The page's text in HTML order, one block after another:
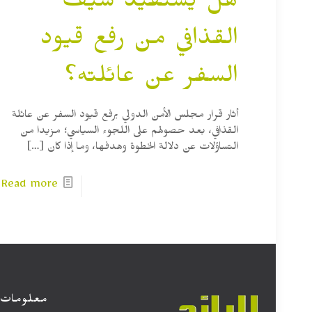
القذافي من رفع قيود
السفر عن عائلته؟
أثار قرار مجلس الأمن الدولي برفع قيود السفر عن عائلة
القذافي، بعد حصولهم على اللجوء السياسي؛ مزيدا من
التساؤلات عن دلالة الخطوة وهدفها، وما إذا كان […]
Read more
معلومات